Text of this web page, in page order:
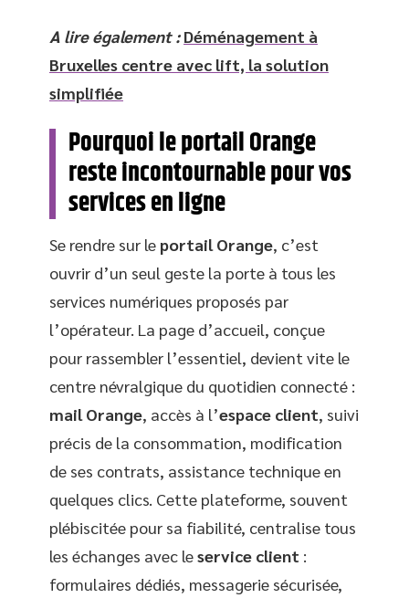
A lire également : Déménagement à
Bruxelles centre avec lift, la solution
simplifiée
Pourquoi le portail Orange
reste incontournable pour vos
services en ligne
Se rendre sur le portail Orange, c’est
ouvrir d’un seul geste la porte à tous les
services numériques proposés par
l’opérateur. La page d’accueil, conçue
pour rassembler l’essentiel, devient vite le
centre névralgique du quotidien connecté :
mail Orange, accès à l’espace client, suivi
précis de la consommation, modification
de ses contrats, assistance technique en
quelques clics. Cette plateforme, souvent
plébiscitée pour sa fiabilité, centralise tous
les échanges avec leservice client :
formulaires dédiés, messagerie sécurisée,